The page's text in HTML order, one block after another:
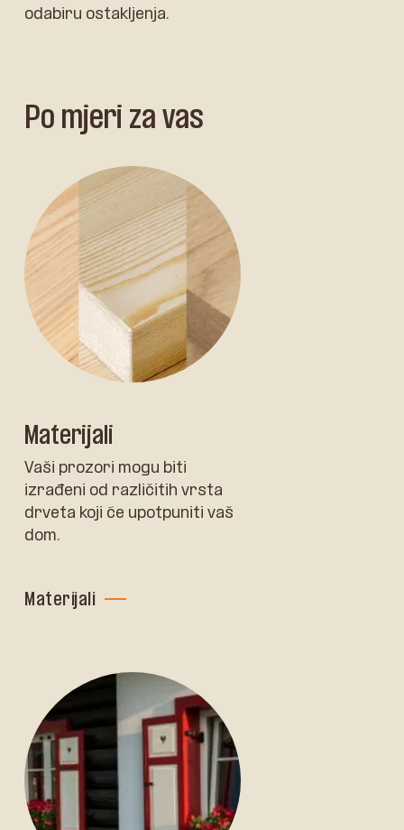
odabiru ostakljenja.
Po mjeri za vas
Materijali
Vaši prozori mogu biti
izrađeni od različitih vrsta
drveta koji će upotpuniti vaš
dom.
Materijali